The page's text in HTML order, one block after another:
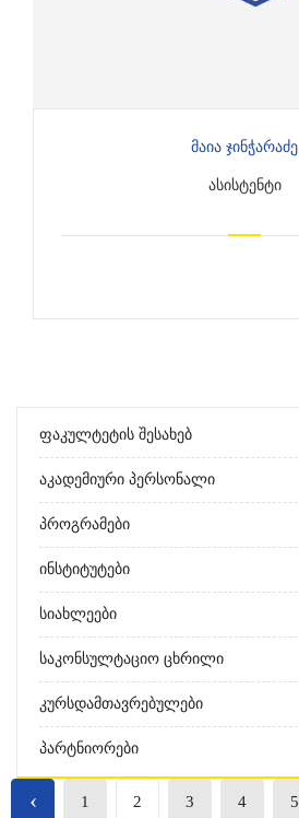
Მაია Ჯინჭარაძე
ᲐᲡᲘᲡᲢᲔᲜᲢᲘ
Ფაკულტეტის Შესახებ
Აკადემიური Პერსონალი
Პროგრამები
Ინსტიტუტები
Სიახლეები
Საკონსულტაციო Ცხრილი
Კურსდამთავრებულები
Პარტნიორები
‹ 1 2 3 4 5